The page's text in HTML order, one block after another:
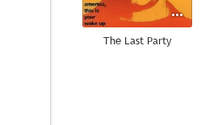
The Last Party